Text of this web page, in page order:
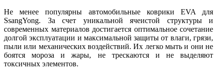
Не менее популярны автомобильные коврики EVA для
SsangYong. За счет уникальной ячеистой структуры и
современных материалов достигается оптимальное сочетание
долгой эксплуатации и максимальной защиты от влаги, грязи,
пыли или механических воздействий. Их легко мыть и они не
боятся мороза и жары, не трескаются и не выделяют
токсичных элементов.